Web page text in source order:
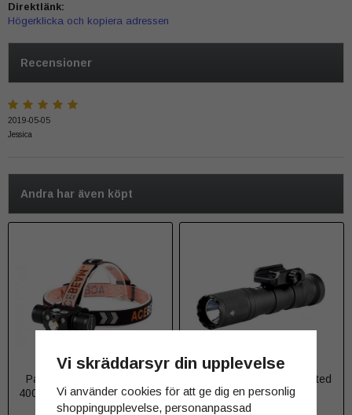
Direktlänk:
Högerklicka och kopiera adressen
Recensioner
2019-05-05
Jessica
Andra har även köpt
Pannlampa Acebeam H30
4000 lumen + RÖD + GRÖN
Acebeam G15 Rail-mounted
Light 1800 lumen
Vi skräddarsyr din upplevelse
Vi använder cookies för att ge dig en personlig
shoppingupplevelse, personanpassad